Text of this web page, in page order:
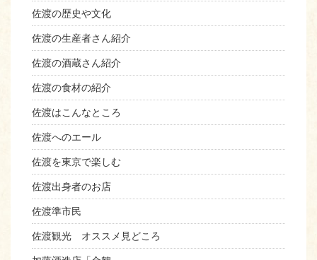
佐渡の歴史や文化
佐渡の生産者さん紹介
佐渡の酒蔵さん紹介
佐渡の食材の紹介
佐渡はこんなところ
佐渡へのエール
佐渡を東京で楽しむ
佐渡出身者のお店
佐渡準市民
佐渡観光 オススメ見どころ